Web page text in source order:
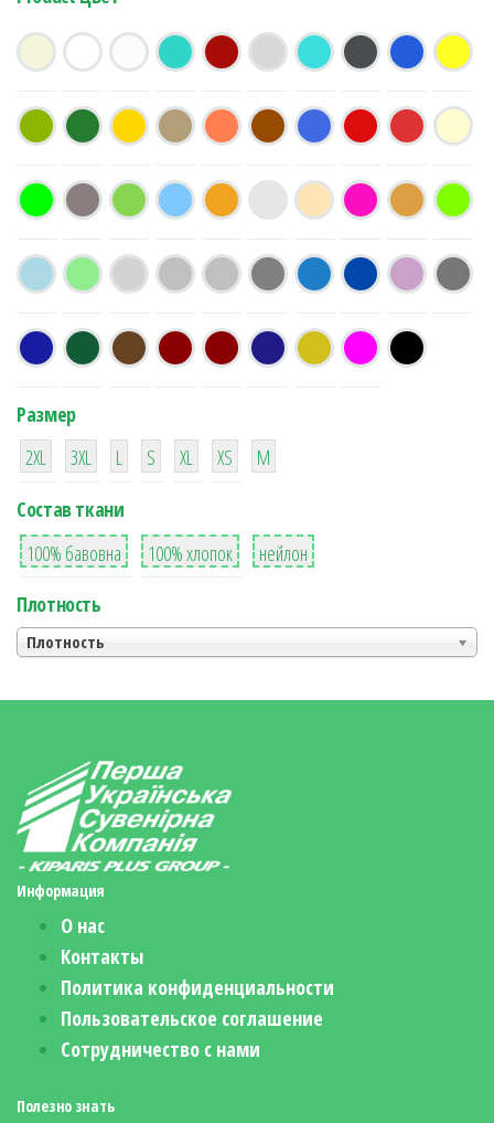
Размер
38
2XL
16
3XL
42
L
42
S
42
XL XS
М
Состав ткани
8
100% бавовна
36
100% хлопок
2
нейлон
Плотность
Плотность
Информация
О нас
Контакты
Политика конфиденциальности
Пользовательское соглашение
Сотрудничество с нами
Полезно знать